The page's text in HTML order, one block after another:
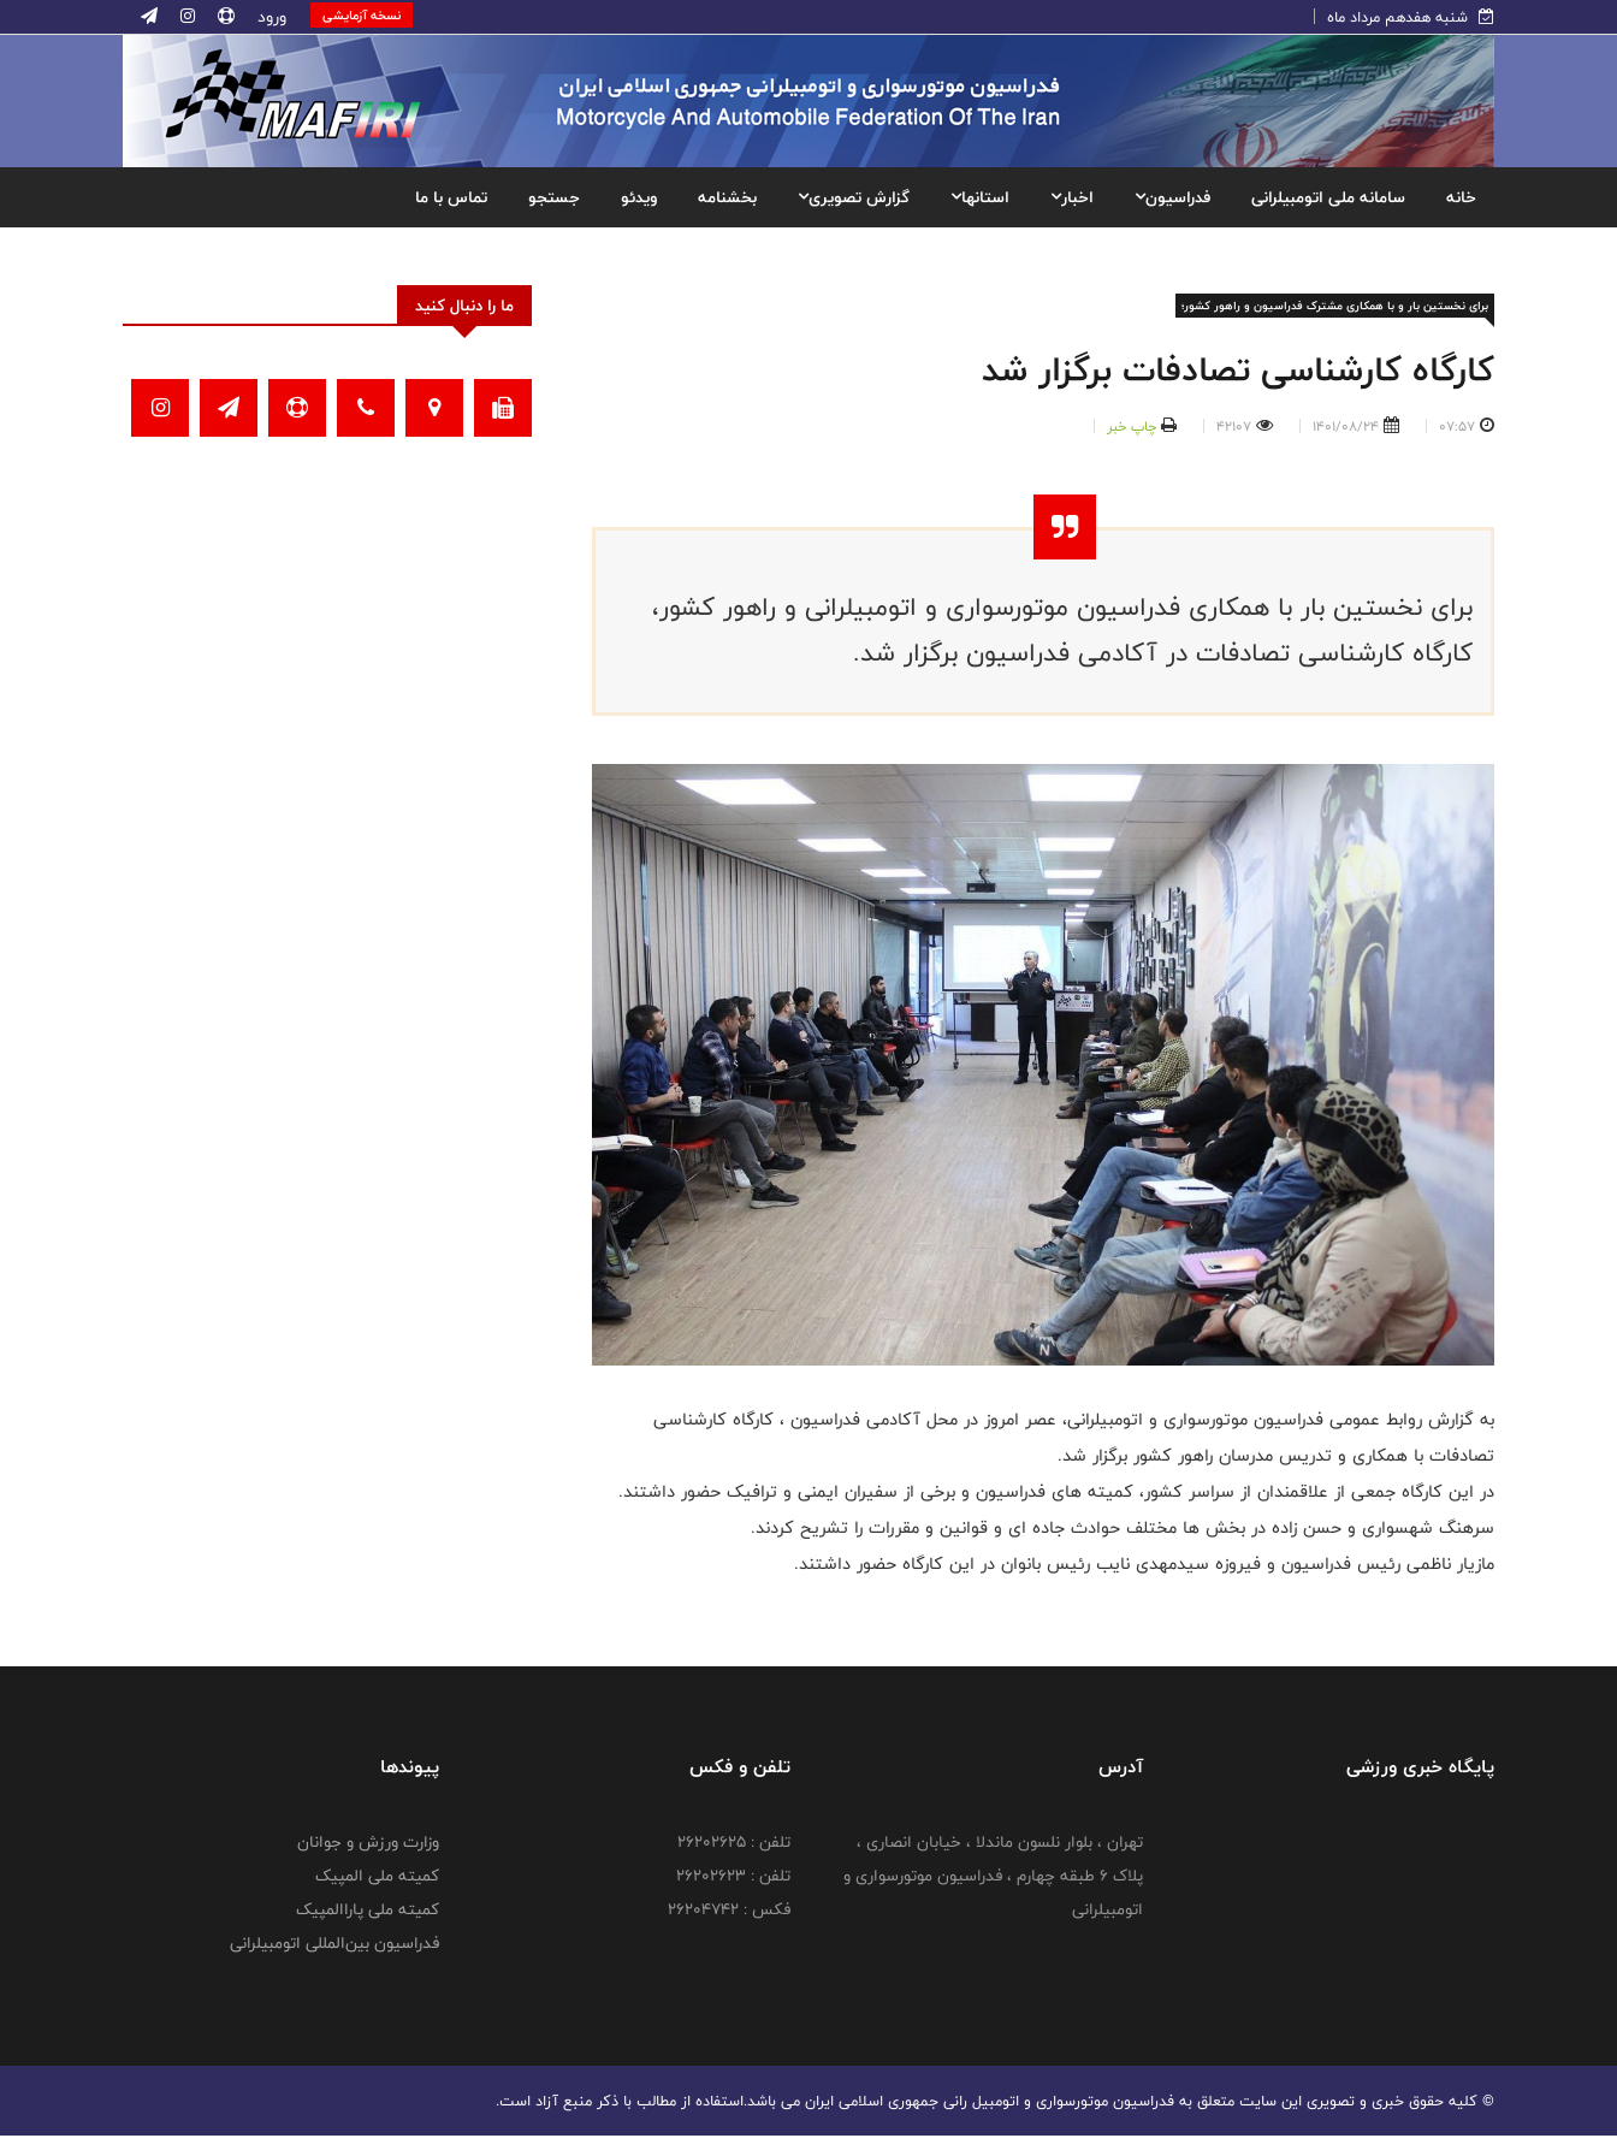
شنبه هفدهم مرداد ماه نسخه آزمایشی ورود
خانه سامانه ملی اتومبیلرانی فدراسیون اخبار استانها گزارش تصویری بخشنامه ویدئو جستجو تماس با ما
برای نخستین بار و با همکاری مشترک فدراسیون و راهور کشور؛
کارگاه کارشناسی تصادفات برگزار شد
07:57
1401/08/24
42107 چاپ خبر
برای نخستین بار با همکاری فدراسیون موتورسواری و اتومبیلرانی و راهور کشور،
کارگاه کارشناسی تصادفات در آکادمی فدراسیون برگزار شد.
به گزارش روابط عمومی فدراسیون موتورسواری و اتومبیلرانی، عصر امروز در محل آکادمی فدراسیون ، کارگاه کارشناسی
تصادفات با همکاری و تدریس مدرسان راهور کشور برگزار شد.
در این کارگاه جمعی از علاقمندان از سراسر کشور، کمیته های فدراسیون و برخی از سفیران ایمنی و ترافیک حضور داشتند.
سرهنگ شهسواری و حسن زاده در بخش ها مختلف حوادث جاده ای و قوانین و مقررات را تشریح کردند.
مازیار ناظمی رئیس فدراسیون و فیروزه سیدمهدی نایب رئیس بانوان در این کارگاه حضور داشتند.
ما را دنبال کنید
پایگاه خبری ورزشی آدرس
تهران ، بلوار نلسون ماندلا ، خیابان انصاری ،
پلاک ۶ طبقه چهارم ، فدراسیون موتورسواری و
اتومبیلرانی
تلفن و فکس
تلفن : ۲۶۲۰۲۶۲۵
تلفن : ۲۶۲۰۲۶۲۳
فکس : ۲۶۲۰۴۷۴۲
پیوندها
وزارت ورزش و جوانان
کمیته ملی المپیک
کمیته ملی پاراالمپیک
فدراسیون بین‌المللی اتومبیلرانی
© کليه حقوق خبری و تصويری اين سايت متعلق به فدراسیون موتورسواری و اتومبیل رانی جمهوری اسلامی ایران می باشد.استفاده از مطالب با ذكر منبع آزاد است.